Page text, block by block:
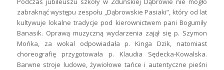
zabraknąć występu zespołu „Dąbrowskie Pasiaki”, który od lat
kultywuje lokalne tradycje pod kierownictwem pani Bogumiły
Banasik. Oprawą muzyczną wydarzenia zajął się p. Szymon
Mońka, za wokal odpowiadała p. Kinga Dzik, natomiast
choreografię przygotowała p. Klaudia Sędecka-Kowalska.
Barwne stroje ludowe, żywiołowe tańce i autentyczne pieśni